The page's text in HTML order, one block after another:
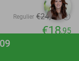
Regulier €24,50
€18,95